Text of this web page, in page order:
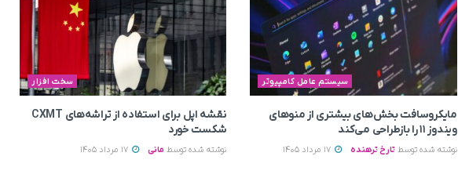
سیستم عامل کامپیوتر
مایکروسافت بخش‌های بیشتری از منوهای
ویندوز ۱۱ را بازطراحی می‌کند
نوشته شده توسط تارخ ترهنده 17 مرداد 1405
سخت افزار
نقشه اپل برای استفاده از تراشه‌های CXMT
شکست خورد
نوشته شده توسط مانی